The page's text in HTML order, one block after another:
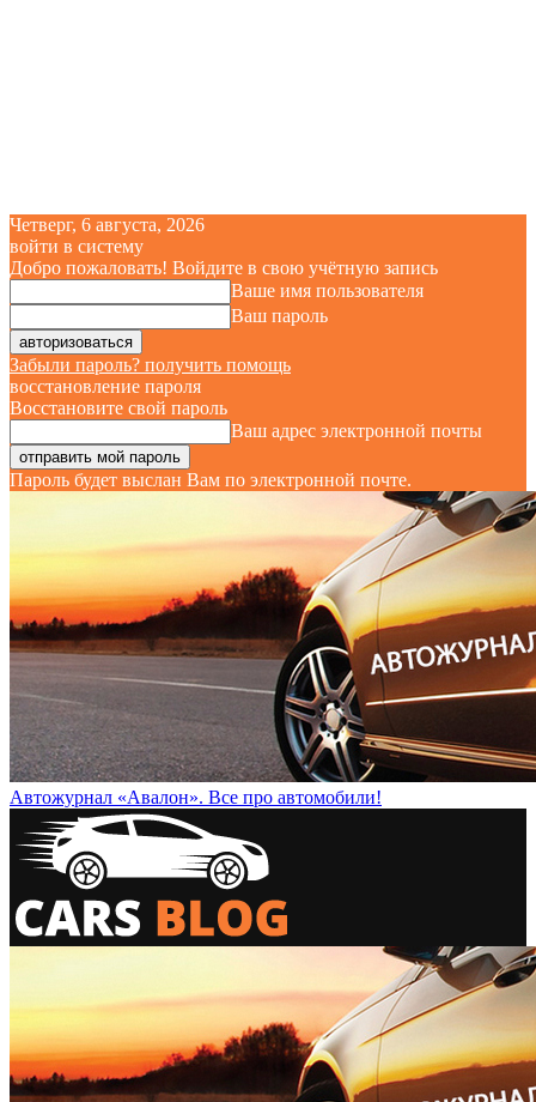
Четверг, 6 августа, 2026
войти в систему
Добро пожаловать! Войдите в свою учётную запись
Ваше имя пользователя
Ваш пароль
Забыли пароль? получить помощь
восстановление пароля
Восстановите свой пароль
Ваш адрес электронной почты
Пароль будет выслан Вам по электронной почте.
Автожурнал «Авалон». Все про автомобили!